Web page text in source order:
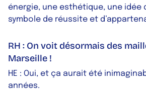
énergie, une esthétique, une idée
symbole de réussite et
RH : On voit désormais des
Marseille !
HE : Oui, et ça aurait été
années.